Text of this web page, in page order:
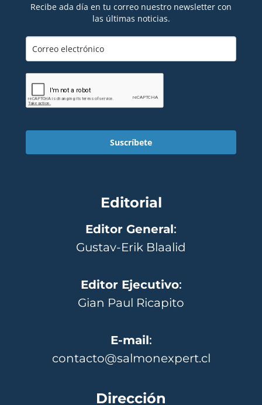
Recibe ada día en tu correo nuestro newsletter con
las últimas noticias.
Suscríbete
Editorial
Editor General:
Gustav-Erik Blaalid
Editor Ejecutivo:
Gian Paul Ricapito
E-mail:
contacto@salmonexpert.cl
Dirección